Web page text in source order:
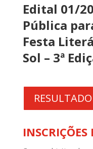
Edital 01/
Pública
Festa
Sol – 3ª
INSCRIÇÕES